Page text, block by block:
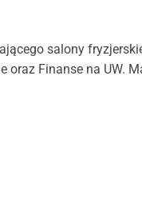
salony
oraz Finanse na UW.